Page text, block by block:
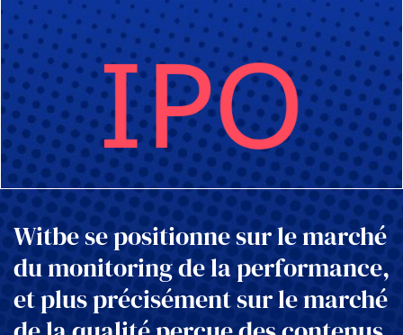
Witbe se positionne sur le marché
du monitoring de la performance,
et plus précisément sur le marché